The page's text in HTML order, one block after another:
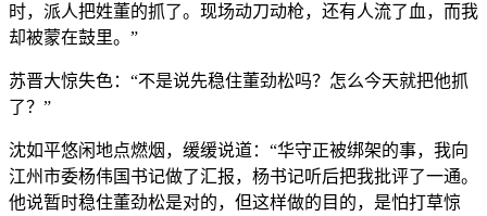
时，派人把姓董的抓了。现场动刀动枪，还有人流了血，而我
却被蒙在鼓里。”
苏晋大惊失色：“不是说先稳住董劲松吗？怎么今天就把他抓
了？”
沈如平悠闲地点燃烟，缓缓说道：“华守正被绑架的事，我向
江州市委杨伟国书记做了汇报，杨书记听后把我批评了一通。
他说暂时稳住董劲松是对的，但这样做的目的，是怕打草惊